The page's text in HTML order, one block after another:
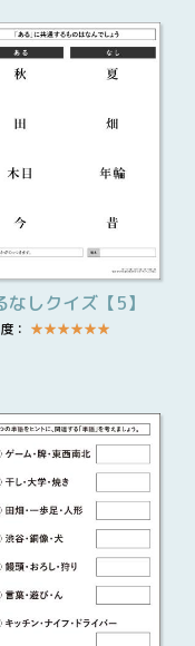
なしクイズ【5】
： ★★★★★★